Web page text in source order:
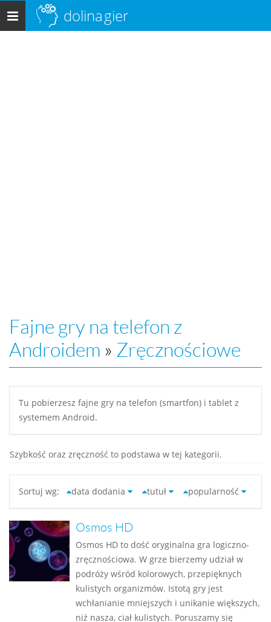
Menu
główne
dolinagier
Fajne gry na telefon z
Androidem » Zręcznościowe
Tu pobierzesz fajne gry na telefon (smartfon) i tablet z
systemem Android.
Szybkość oraz zręczność to podstawa w tej kategorii.
Sortuj wg: data dodania tutuł popularność
Osmos HD
Osmos HD to dość oryginalna gra logiczno-
zręcznościowa. W grze bierzemy udział w
podróży wśród kolorowych, przepięknych
kulistych organizmów. Istotą gry jest
wchłanianie mniejszych i unikanie większych,
niż nasza, ciał kulistych. Poruszamy się